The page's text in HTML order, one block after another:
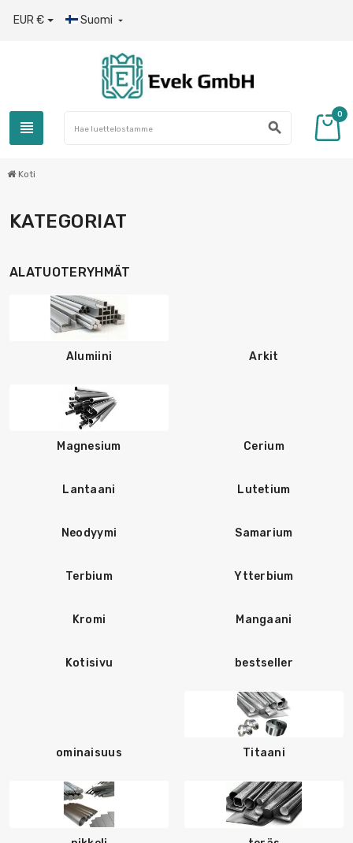
EUR € Suomi 
view_headline search
0
Koti
KATEGORIAT
ALATUOTERYHMÄT
Alumiini Arkit
Magnesium Cerium
Lantaani Lutetium
Neodyymi Samarium
Terbium Ytterbium
Kromi Mangaani
Kotisivu bestseller
ominaisuus Titaani